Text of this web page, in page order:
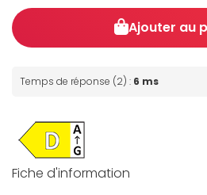
Ajouter au
Temps de réponse (2) : 6 ms
Fiche d'information